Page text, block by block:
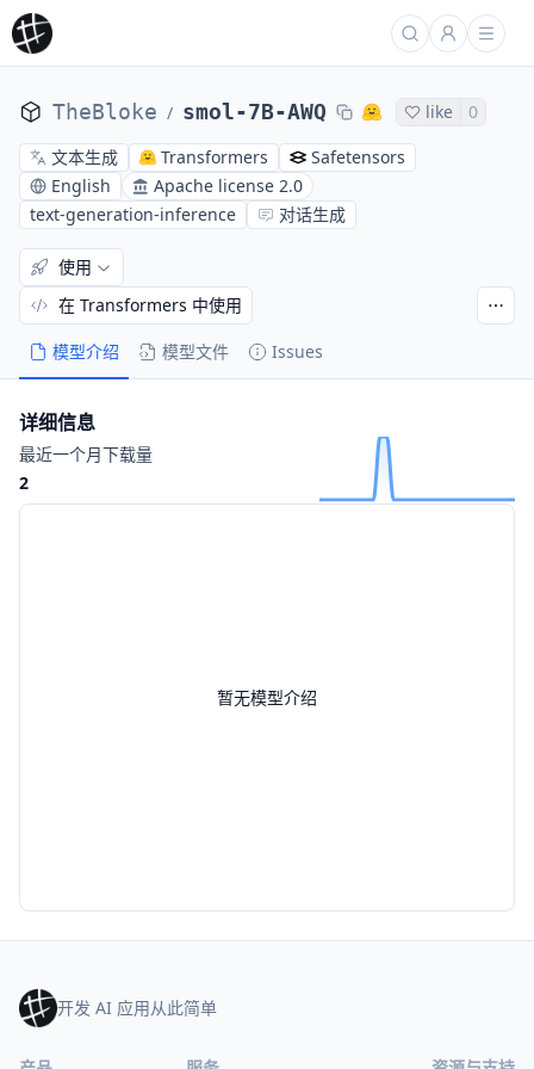
TheBloke / smol-7B-AWQ like
0
文本生成
Transformers
Safetensors
English
Apache license 2.0
text-generation-inference
对话生成
模型介绍 模型文件 Issues
使用
在 Transformers 中使用
暂无模型介绍
详细信息
最近一个月下载量
2
开发 AI 应用从此简单